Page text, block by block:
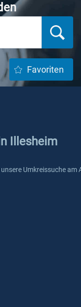
Favoriten
Illesheim
Umkreissuche am